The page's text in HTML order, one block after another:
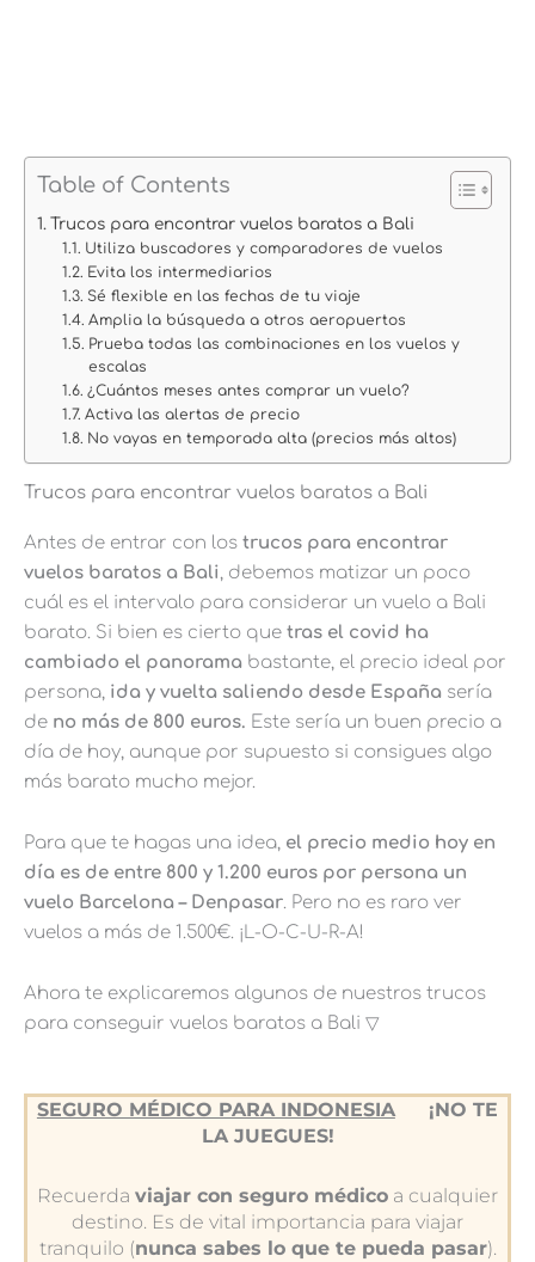
Table of Contents
Trucos para encontrar vuelos baratos a Bali
Utiliza buscadores y comparadores de vuelos
Evita los intermediarios
Sé flexible en las fechas de tu viaje
Amplia la búsqueda a otros aeropuertos
Prueba todas las combinaciones en los vuelos y
escalas
¿Cuántos meses antes comprar un vuelo?
Activa las alertas de precio
No vayas en temporada alta (precios más altos)
Trucos para encontrar vuelos baratos a Bali
Antes de entrar con los trucos para encontrar
vuelos baratos a Bali, debemos matizar un poco
cuál es el intervalo para considerar un vuelo a Bali
barato. Si bien es cierto que tras el covid ha
cambiado el panorama bastante, el precio ideal por
persona, ida y vuelta saliendo desde España sería
de no más de 800 euros. Este sería un buen precio a
día de hoy, aunque por supuesto si consigues algo
más barato mucho mejor.
Para que te hagas una idea, el precio medio hoy en
día es de entre 800 y 1.200 euros por persona un
vuelo Barcelona – Denpasar. Pero no es raro ver
vuelos a más de 1.500€. ¡L-O-C-U-R-A!
Ahora te explicaremos algunos de nuestros trucos
para conseguir vuelos baratos a Bali ▽
SEGURO MÉDICO PARA INDONESIA
¡NO TE
LA JUEGUES!
Recuerda viajar con seguro médico a cualquier
destino. Es de vital importancia para viajar
tranquilo (nunca sabes lo que te pueda pasar).